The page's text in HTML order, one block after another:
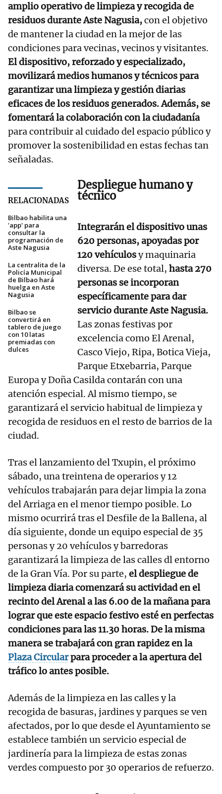
amplio operativo de limpieza y recogida de
residuos durante Aste Nagusia,con el objetivo
de mantener la ciudad en la mejor de las
condiciones para vecinas, vecinos y visitantes.
El dispositivo, reforzado y especializado,
movilizará medios humanos y técnicos para
garantizar una limpieza y gestión diarias
eficaces de los residuos generados. Además, se
fomentará la colaboración con la ciudadanía
para contribuir al cuidado del espacio público y
promover la sostenibilidad en estas fechas tan
señaladas.
RELACIONADAS
Bilbao habilita una
'app' para
consultar la
programación de
Aste Nagusia
La centralita de la
Policía Municipal
de Bilbao hará
huelga en Aste
Nagusia
Bilbao se
convertirá en
tablero de juego
con 10 latas
premiadas con
dulces
Despliegue humano y
técnico
Integrarán el dispositivo unas
620 personas, apoyadas por
120 vehículosy maquinaria
diversa. De ese total, hasta 270
personas se incorporan
específicamente para dar
servicio durante Aste Nagusia.
Las zonas festivas por
excelencia como El Arenal,
Casco Viejo, Ripa, Botica Vieja,
Parque Etxebarria, Parque
Europa y Doña Casilda contarán con una
atención especial. Al mismo tiempo, se
garantizará el servicio habitual de limpieza y
recogida de residuos en el resto de barrios de la
ciudad.
Tras el lanzamiento del Txupin, el próximo
sábado, una treintena de operarios y 12
vehículos trabajarán para dejar limpia la zona
del Arriaga en el menor tiempo posible. Lo
mismo ocurrirá tras el Desfile de la Ballena, al
día siguiente, donde un equipo especial de 35
personas y 20 vehículos y barredoras
garantizará la limpieza de las calles dl entorno
de la Gran Vía. Por su parte, el despliegue de
limpieza diaria comenzará su actividad en el
recinto del Arenal a las 6.00 de la mañana para
lograr que este espacio festivo esté en perfectas
condiciones para las 11.30 horas. De la misma
manera se trabajará con gran rapidez en la
Plaza Circularpara proceder a la apertura del
tráfico lo antes posible.
Además de la limpieza en las calles y la
recogida de basuras, jardines y parques se ven
afectados, por lo que desde el Ayuntamiento se
establece también un servicio especial de
jardinería para la limpieza de estas zonas
verdes compuesto por 30 operarios de refuerzo.